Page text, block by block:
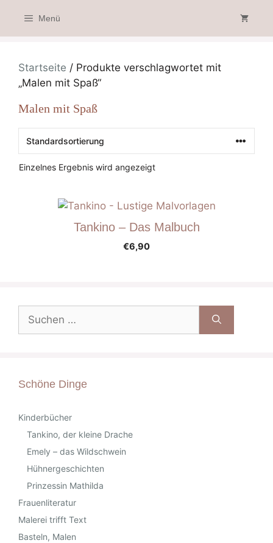
Inhalt
springen
Menü
Startseite / Produkte verschlagwortet mit
„Malen mit Spaß“
Malen mit Spaß
Einzelnes Ergebnis wird angezeigt
Tankino – Das Malbuch
€6,90
nach:
Schöne Dinge
Kinderbücher
Tankino, der kleine Drache
Emely – das Wildschwein
Hühnergeschichten
Prinzessin Mathilda
Frauenliteratur
Malerei trifft Text
Basteln, Malen